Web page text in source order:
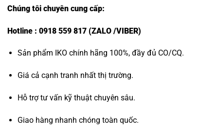
Chúng tôi chuyên cung cấp:
Hotline : 0918 559 817 (ZALO /VIBER)
Sản phẩm IKO chính hãng 100%, đầy đủ CO/CQ.
Giá cả cạnh tranh nhất thị trường.
Hỗ trợ tư vấn kỹ thuật chuyên sâu.
Giao hàng nhanh chóng toàn quốc.